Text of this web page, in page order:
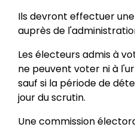
Ils devront effectuer
auprès de
Les électeurs admis à
ne peuvent voter ni à
sauf si la période de
jour du scrutin.
Une commission